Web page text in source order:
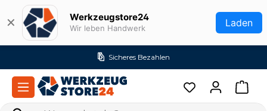
Zum Hauptinhalt springen
✕ Werkzeugstore24
Wir leben Handwerk Laden
Versandkostenfrei ab 99€ (DE)